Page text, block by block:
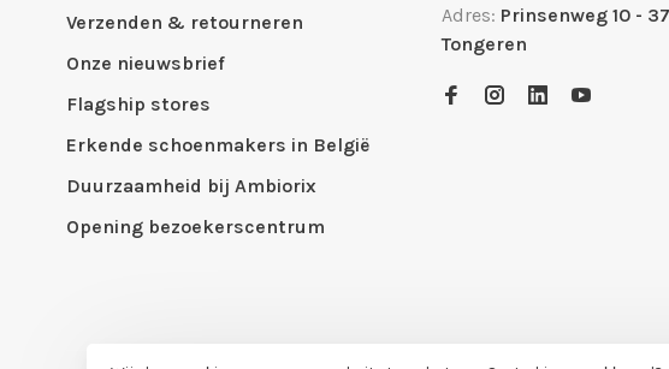
Verzenden & retourneren
Onze nieuwsbrief
Flagship stores
Erkende schoenmakers in België
Duurzaamheid bij Ambiorix
Opening bezoekerscentrum
Adres: Prinsenweg 10 -
Tongeren